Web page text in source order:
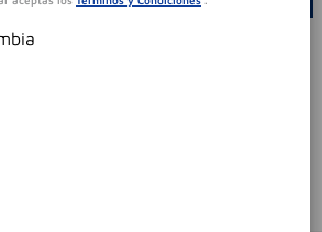
para escribir un comentario